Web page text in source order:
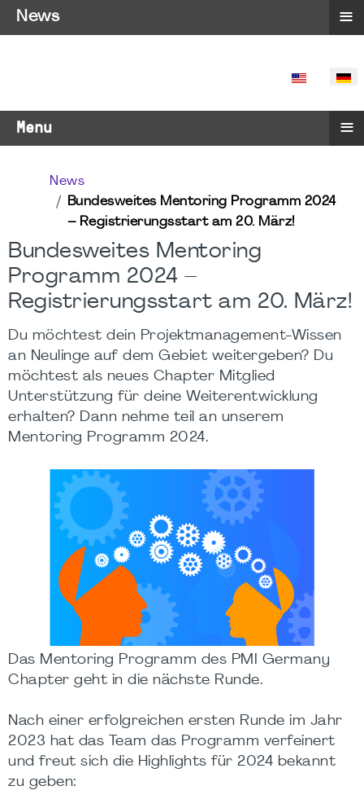
SPRACHE
Menu ≡
News
Bundesweites Mentoring Programm 2024
– Registrierungsstart am 20. März!
Bundesweites Mentoring
Programm 2024 –
Registrierungsstart am 20. März!
Du möchtest dein Projektmanagement-Wissen
an Neulinge auf dem Gebiet weitergeben? Du
möchtest als neues Chapter Mitglied
Unterstützung für deine Weiterentwicklung
erhalten? Dann nehme teil an unserem
Mentoring Programm 2024.
Das Mentoring Programm des PMI Germany
Chapter geht in die nächste Runde.
Nach einer erfolgreichen ersten Runde im Jahr
2023 hat das Team das Programm verfeinert
und freut sich die Highlights für 2024 bekannt
zu geben:
News ≡